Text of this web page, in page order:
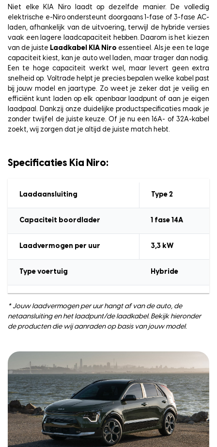
Niet elke KIA Niro laadt op dezelfde manier. De volledig
elektrische e-Niro ondersteunt doorgaans 1-fase of 3-fase AC-
laden, afhankelijk van de uitvoering, terwijl de hybride versies
vaak een lagere laadcapaciteit hebben. Daarom is het kiezen
van de juiste Laadkabel KIA Niro essentieel. Als je een te lage
capaciteit kiest, kan je auto wel laden, maar trager dan nodig.
Een te hoge capaciteit werkt wel, maar levert geen extra
snelheid op. Voltrade helpt je precies bepalen welke kabel past
bij jouw model en jaartype. Zo weet je zeker dat je veilig en
efficiënt kunt laden op elk openbaar laadpunt of aan je eigen
laadpaal. Dankzij onze duidelijke productspecificaties maak je
zonder twijfel de juiste keuze. Of je nu een 16A- of 32A-kabel
zoekt, wij zorgen dat je altijd de juiste match hebt.
Specificaties Kia Niro:
Laadaansluiting Type 2
Capaciteit boordlader 1 fase 14A
Laadvermogen per uur 3,3 kW
Type voertuig Hybride
* Jouw laadvermogen per uur hangt af van de auto, de
netaansluiting en het laadpunt/de laadkabel. Bekijk hieronder
de producten die wij aanraden op basis van jouw model.